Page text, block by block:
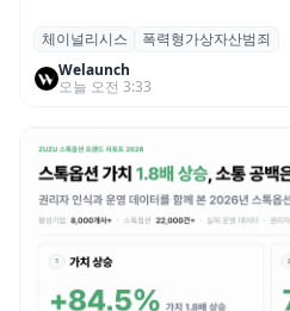
체이널리시스 “가상자
범죄 증가…상반기 탈취
체이널리시스
폭력형가상자산범죄
Welaunch
오늘 오전 3:33